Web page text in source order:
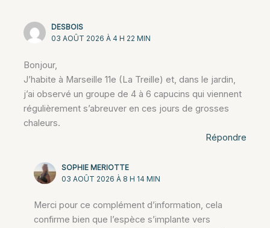
DESBOIS
03 AOÛT 2026 À 4 H 22 MIN
Bonjour,
J’habite à Marseille 11e (La Treille) et, dans le jardin,
j’ai observé un groupe de 4 à 6 capucins qui viennent
régulièrement s’abreuver en ces jours de grosses
chaleurs.
Répondre
SOPHIE MERIOTTE
03 AOÛT 2026 À 8 H 14 MIN
Merci pour ce complément d’information, cela
confirme bien que l’espèce s’implante vers